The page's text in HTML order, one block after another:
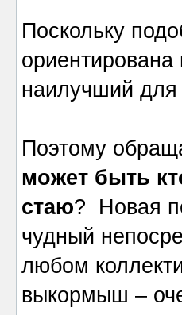
Поскольку
наилучший для
Поэтому
может быть
стаю? Новая
чудный
любом
выкормыш –